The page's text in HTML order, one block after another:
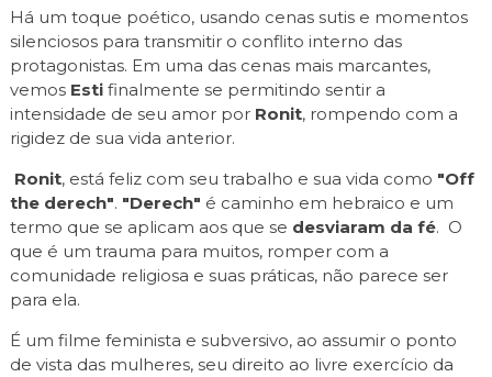
Há um toque poético, usando cenas sutis e momentos
silenciosos para transmitir o conflito interno das
protagonistas. Em uma das cenas mais marcantes,
vemos Esti finalmente se permitindo sentir a
intensidade de seu amor por Ronit, rompendo com a
rigidez de sua vida anterior.
Ronit, está feliz com seu trabalho e sua vida como "Off
the derech". "Derech" é caminho em hebraico e um
termo que se aplicam aos que se desviaram da fé. O
que é um trauma para muitos, romper com a
comunidade religiosa e suas práticas, não parece ser
para ela.
É um filme feminista e subversivo, ao assumir o ponto
de vista das mulheres, seu direito ao livre exercício da